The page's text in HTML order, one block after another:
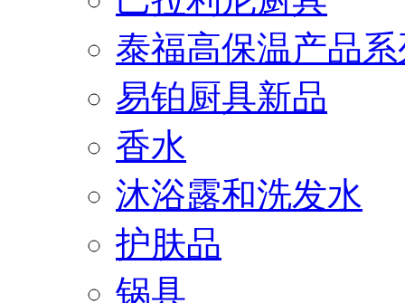
泰福高保温产品
易铂厨具新品
香水
沐浴露和洗发水
护肤品
锅具